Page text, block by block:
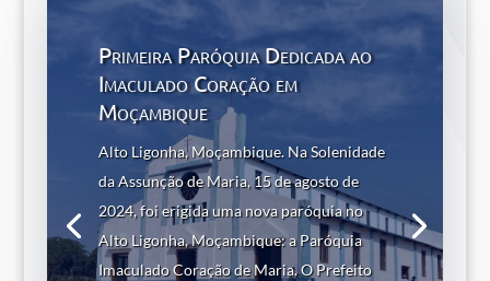
Primeira Paróquia Dedicada ao
Imaculado Coração em
Moçambique
Alto Ligonha, Moçambique. Na Solenidade
da Assunção de Maria, 15 de agosto de
2024, foi erigida uma nova paróquia no
Alto Ligonha, Moçambique: a Paróquia
Imaculado Coração de Maria. O Prefeito